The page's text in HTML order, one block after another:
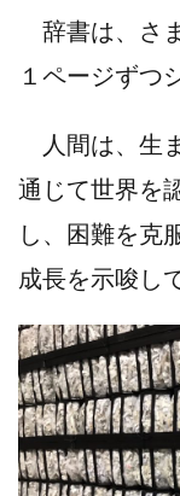
辞書は、さ
１ページずつ
人間は、生
通じて世界を
し、困難を克
成長を示唆し